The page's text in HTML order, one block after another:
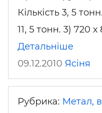
Кількість 3, 5
11, 5 тонн. 3) 720 х
Детальніше
09.12.2010 Ясіня
Рубрика: Метал,